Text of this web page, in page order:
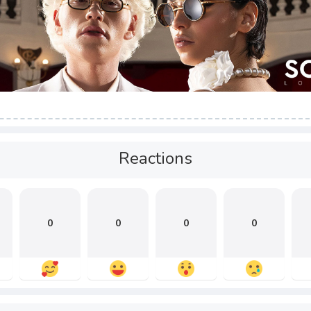
Reactions
0 0 0 0